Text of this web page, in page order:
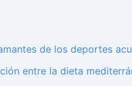
de los deportes
entre la dieta